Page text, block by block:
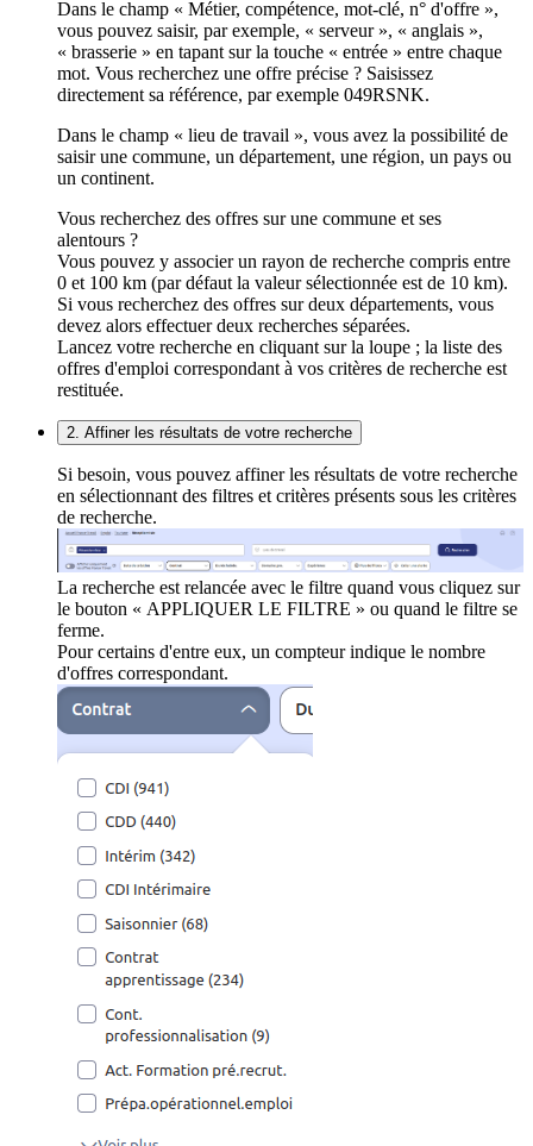
Dans le champ « Métier, compétence, mot-clé, n° d'offre »,
vous pouvez saisir, par exemple, « serveur », « anglais »,
« brasserie » en tapant sur la touche « entrée » entre chaque
mot. Vous recherchez une offre précise ? Saisissez
directement sa référence, par exemple 049RSNK.
Dans le champ « lieu de travail », vous avez la possibilité de
saisir une commune, un département, une région, un pays ou
un continent.
Vous recherchez des offres sur une commune et ses
alentours ?
Vous pouvez y associer un rayon de recherche compris entre
0 et 100 km (par défaut la valeur sélectionnée est de 10 km).
Si vous recherchez des offres sur deux départements, vous
devez alors effectuer deux recherches séparées.
Lancez votre recherche en cliquant sur la loupe ; la liste des
offres d'emploi correspondant à vos critères de recherche est
restituée.
2. Affiner les résultats de votre recherche
Si besoin, vous pouvez affiner les résultats de votre recherche
en sélectionnant des filtres et critères présents sous les critères
de recherche.
La recherche est relancée avec le filtre quand vous cliquez sur
le bouton « APPLIQUER LE FILTRE » ou quand le filtre se
ferme.
Pour certains d'entre eux, un compteur indique le nombre
d'offres correspondant.